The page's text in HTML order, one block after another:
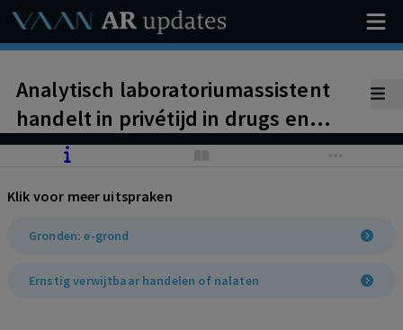
Analytisch laboratoriumassistent
handelt in privétijd in drugs en
illegale erectiepillen. Ontbinding
ernstig verwijtbaar handelen.
Klik voor meer uitspraken
Gronden: e-grond
Ernstig verwijtbaar handelen of nalaten